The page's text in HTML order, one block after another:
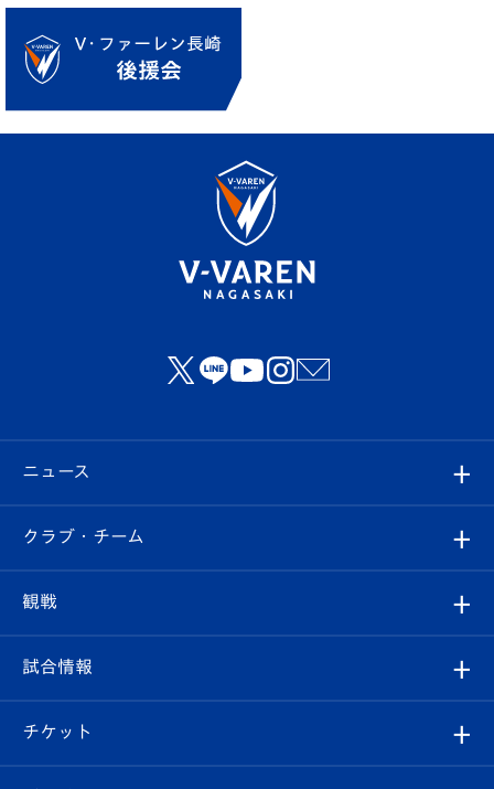
ニュース
すべて
クラブ
試合情報
クラブ・チーム
クラブ概要
エンブレム紹介
観戦
観戦ルール
はじめての観戦ガイド
試合情報
試合日程/結果
チケット